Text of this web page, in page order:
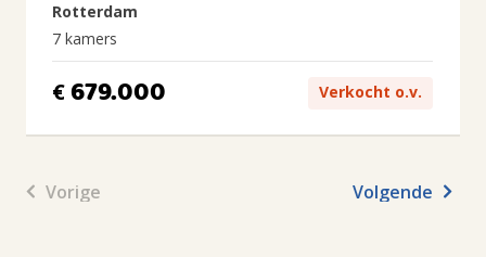
Rotterdam
7 kamers
€679.000 Verkocht o.v.
Vorige Volgende